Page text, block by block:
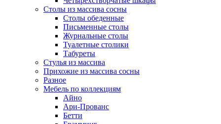
Столы из массива сосны
Столы обеденные
Письменные столы
Журнальные столы
Туалетные столики
Табуреты
Стулья из массива
Прихожие из массива сосны
Разное
Мебель по коллекциям
Айно
Ари-Прованс
Бетти